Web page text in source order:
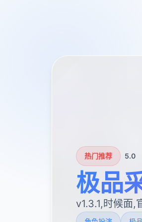
热门推荐 5.0
极品
v1.3.1,时候面,